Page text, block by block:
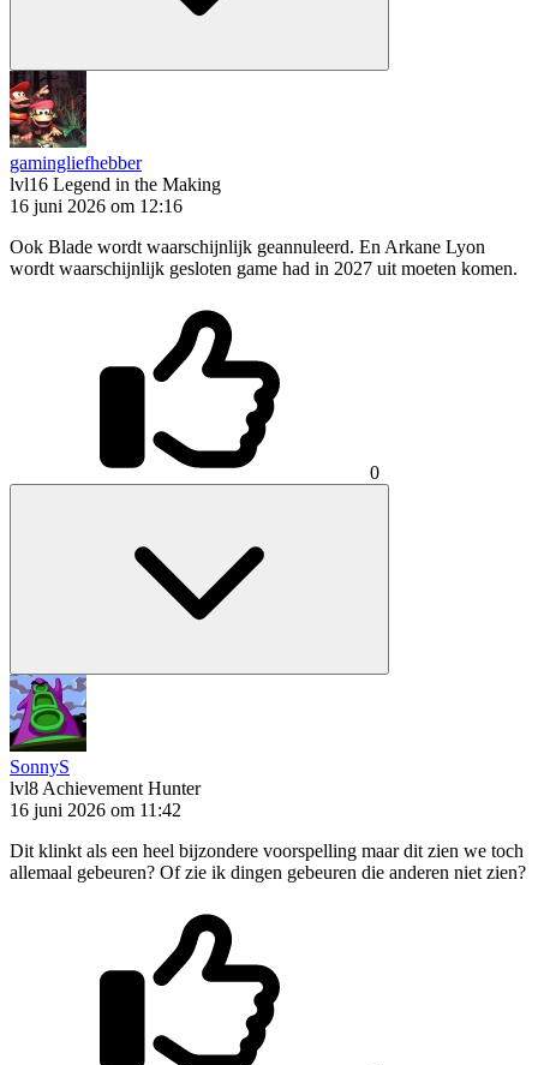
gamingliefhebber
lvl16 Legend in the Making
16 juni 2026 om 12:16
Ook Blade wordt waarschijnlijk geannuleerd. En Arkane Lyon
wordt waarschijnlijk gesloten game had in 2027 uit moeten komen.
0
SonnyS
lvl8 Achievement Hunter
16 juni 2026 om 11:42
Dit klinkt als een heel bijzondere voorspelling maar dit zien we toch
allemaal gebeuren? Of zie ik dingen gebeuren die anderen niet zien?